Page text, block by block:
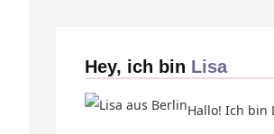
Hey, ich bin Lisa
Hallo! Ich bin